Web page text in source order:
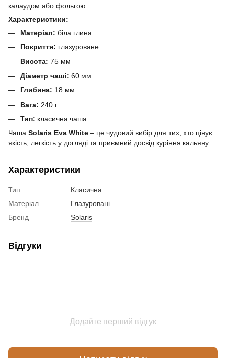
калаудом або фольгою.
Характеристики:
Матеріал: біла глина
Покриття: глазуроване
Висота: 75 мм
Діаметр чаші: 60 мм
Глибина: 18 мм
Вага: 240 г
Тип: класична чаша
Чаша Solaris Eva White – це чудовий вибір для тих, хто цінує
якість, легкість у догляді та приємний досвід куріння кальяну.
Характеристики
Тип
Класична
Матеріал
Глазуровані
Бренд
Solaris
Відгуки
Додайте перший відгук